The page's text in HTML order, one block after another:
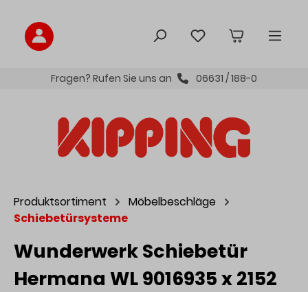
Fragen? Rufen Sie uns an 06631 / 188-0
Produktsortiment
Möbelbeschläge
Schiebetürsysteme
Wunderwerk Schiebetür
Hermana WL 9016935 x 2152